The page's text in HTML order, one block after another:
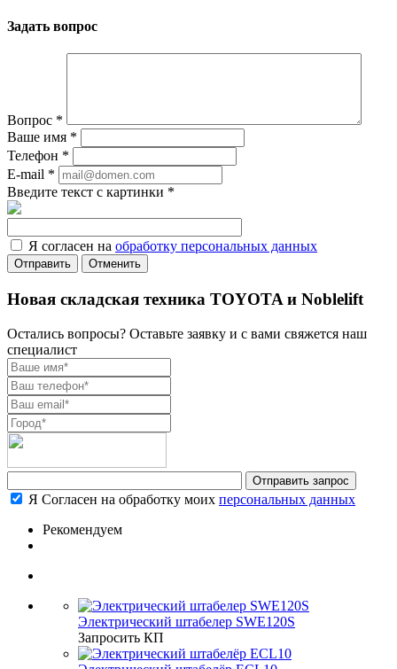
Задать вопрос
Вопрос *
Ваше имя *
Телефон *
E-mail *
Введите текст с картинки *
Я согласен на обработку персональных данных
Отменить
Новая складская техника TOYOTA и Noblelift
Остались вопросы? Оставьте заявку и с вами свяжется наш
специалист
Я Согласен на обработку моих персональных данных
Рекомендуем
Электрический штабелер SWE120S
Запросить КП